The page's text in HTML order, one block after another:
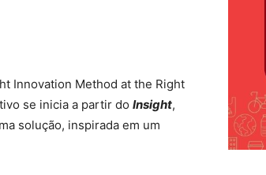
Innovation Method at the Right
se inicia a partir do Insight,
solução, inspirada em um